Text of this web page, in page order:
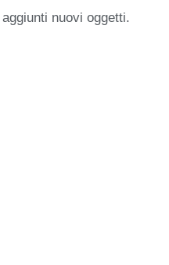
nuovi oggetti.